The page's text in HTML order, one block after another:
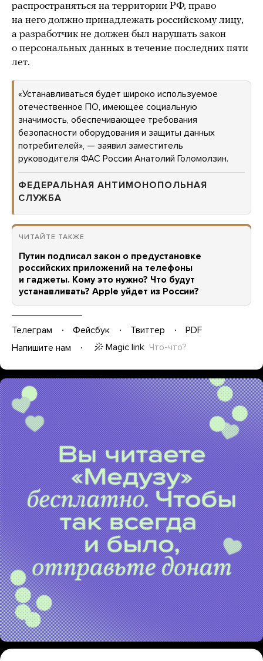
распространяться на территории РФ, право
на него должно принадлежать российскому лицу,
а разработчик не должен был нарушать закон
о персональных данных в течение последних пяти
лет.
«Устанавливаться будет широко используемое
отечественное ПО, имеющее социальную
значимость, обеспечивающее требования
безопасности оборудования и защиты данных
потребителей», — заявил заместитель
руководителя ФАС России Анатолий Голомолзин.
ФЕДЕРАЛЬНАЯ АНТИМОНОПОЛЬНАЯ
СЛУЖБА
ЧИТАЙТЕ ТАКЖЕ
Путин подписал закон о предустановке
российских приложений на телефоны
и гаджеты. Кому это нужно? Что будут
устанавливать? Apple уйдет из России?
Телеграм Фейсбук Твиттер
PDF
Напишите нам
Magic link Что-что?